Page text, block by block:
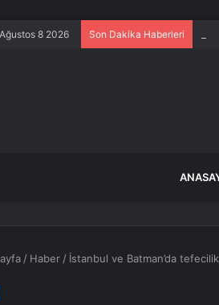
8 2026 Son Dakika Haberleri
/ Haber / İstanbul ve Batman’da